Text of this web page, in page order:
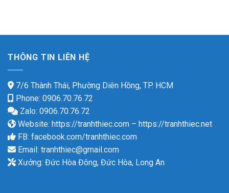
THÔNG TIN LIÊN HỆ
7/6 Thành Thái, Phường Diên Hồng, TP. HCM
Phone: 0906.70.76.72
Zalo: 0906.70.76.72
Website: https://tranhthiec.com – https://tranhthiec.net
FB: facebook.com/tranhthiec.com
Email: tranhthiec@gmail.com
Xưởng: Đức Hòa Đông, Đức Hòa, Long An